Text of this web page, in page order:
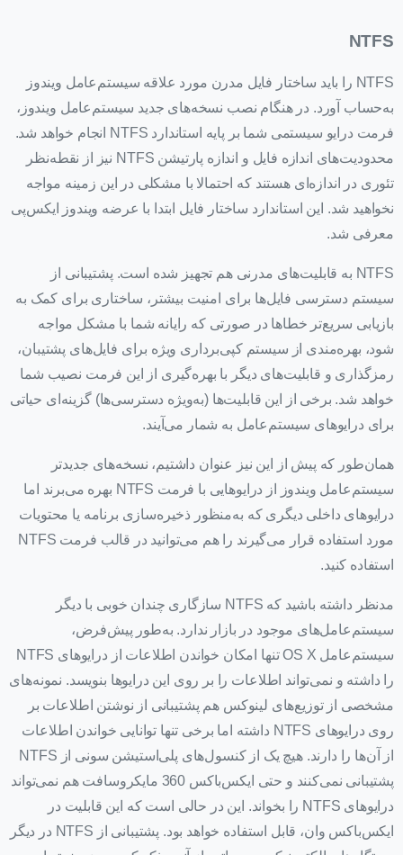
NTFS
NTFS را باید ساختار فایل مدرن مورد علاقه سیستم‌عامل ویندوز
به‌حساب آورد. در هنگام نصب نسخه‌های جدید سیستم‌عامل ویندوز،
فرمت درایو سیستمی شما بر پایه استاندارد NTFS انجام خواهد شد.
محدودیت‌های اندازه فایل و اندازه پارتیشن NTFS نیز از نقطه‌نظر
تئوری در اندازه‌ای هستند که احتمالا با مشکلی در این زمینه مواجه
نخواهید شد. این استاندارد ساختار فایل ابتدا با عرضه ویندوز ایکس‌پی
معرفی شد.
NTFS به قابلیت‌های مدرنی هم تجهیز شده است. پشتیبانی از
سیستم دسترسی فایل‌ها برای امنیت بیشتر، ساختاری برای کمک به
بازیابی سریع‌تر خطاها در صورتی که رایانه شما با مشکل مواجه
شود، بهره‌مندی از سیستم کپی‌برداری ویژه برای فایل‌های پشتیبان،
رمزگذاری و قابلیت‌های دیگر با بهره‌گیری از این فرمت نصیب شما
خواهد شد. برخی از این قابلیت‌ها (به‌ویژه دسترسی‌ها) گزینه‌ای حیاتی
برای درایوهای سیستم‌عامل به شمار می‌آیند.
همان‌طور که پیش از این نیز عنوان داشتیم، نسخه‌های جدیدتر
سیستم‌عامل ویندوز از درایوهایی با فرمت NTFS بهره می‌برند اما
درایوهای داخلی دیگری که به‌منظور ذخیره‌سازی برنامه یا محتویات
مورد استفاده قرار می‌گیرند را هم می‌توانید در قالب فرمت NTFS
استفاده کنید.
مدنظر داشته باشید که NTFS سازگاری چندان خوبی با دیگر
سیستم‌عامل‌های موجود در بازار ندارد. به‌طور پیش‌فرض،
سیستم‌عامل OS X تنها امکان خواندن اطلاعات از درایوهای NTFS
را داشته و نمی‌تواند اطلاعات را بر روی این درایوها بنویسد. نمونه‌های
مشخصی از توزیع‌های لینوکس هم پشتیبانی از نوشتن اطلاعات بر
روی درایوهای NTFS داشته اما برخی تنها توانایی خواندن اطلاعات
از آن‌ها را دارند. هیچ یک از کنسول‌های پلی‌استیشن سونی از NTFS
پشتیبانی نمی‌کنند و حتی ایکس‌باکس 360 مایکروسافت هم نمی‌تواند
درایوهای NTFS را بخواند. این در حالی است که این قابلیت در
ایکس‌باکس وان، قابل استفاده خواهد بود. پشتیبانی از NTFS در دیگر